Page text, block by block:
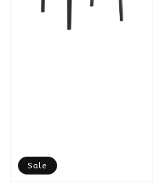
Sale